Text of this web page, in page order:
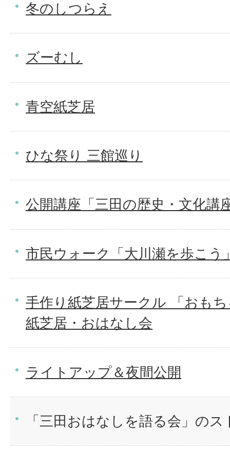
冬のしつらえ
ズーむし
青空紙芝居
ひな祭り 三館巡り
公開講座「三田の歴史・文化講
市民ウォーク「大川瀬を歩こう
手作り紙芝居サークル 「おも
紙芝居・おはなし会
ライトアップ＆夜間公開
「三田おはなしを語る会」の